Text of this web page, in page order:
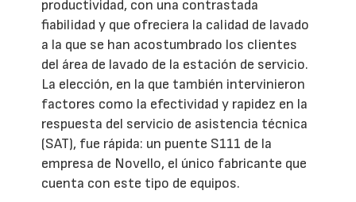
productividad, con una contrastada
fiabilidad y que ofreciera la calidad de lavado
a la que se han acostumbrado los clientes
del área de lavado de la estación de servicio.
La elección, en la que también intervinieron
factores como la efectividad y rapidez en la
respuesta del servicio de asistencia técnica
(SAT), fue rápida: un puente S111 de la
empresa de Novello, el único fabricante que
cuenta con este tipo de equipos.